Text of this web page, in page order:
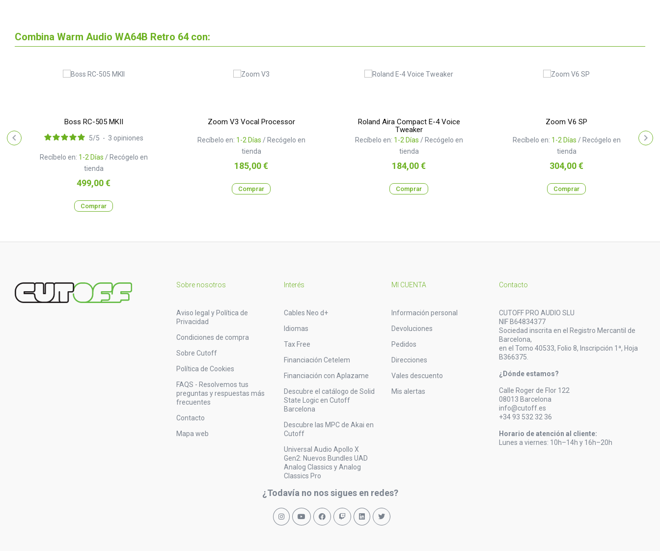
Combina Warm Audio WA64B Retro 64 con:
Boss RC-505 MKII
Recíbelo en: 1-2 Días / Recógelo en
tienda
5/5 - 3 opiniones
Precio
499,00 €
Comprar
Zoom V3 Vocal Processor
Recíbelo en: 1-2 Días / Recógelo en
tienda
Precio
185,00 €
Comprar
Roland Aira Compact E-4 Voice
Tweaker
Recíbelo en: 1-2 Días / Recógelo en
tienda
Precio
184,00 €
Comprar
Zoom V6 SP
Recíbelo en: 1-2 Días / Recógelo en
tienda
Precio
304,00 €
Comprar
Sobre nosotros
Aviso legal y Política de
Privacidad
Condiciones de compra
Sobre Cutoff
Política de Cookies
FAQS - Resolvemos tus
preguntas y respuestas más
frecuentes
Contacto
Mapa web
Interés
Cables Neo d+
Idiomas
Tax Free
Financiación Cetelem
Financiación con Aplazame
Descubre el catálogo de Solid
State Logic en Cutoff
Barcelona
Descubre las MPC de Akai en
Cutoff
Universal Audio Apollo X
Gen2: Nuevos Bundles UAD
Analog Classics y Analog
Classics Pro
MI CUENTA
Información personal
Devoluciones
Pedidos
Direcciones
Vales descuento
Mis alertas
Contacto
CUTOFF PRO AUDIO SLU
NIF B64834377
Sociedad inscrita en el Registro Mercantil de
Barcelona,
en el Tomo 40533, Folio 8, Inscripción 1ª, Hoja
B366375.
¿Dónde estamos?
Calle Roger de Flor 122
08013 Barcelona
info@cutoff.es
+34 93 532 32 36
Horario de atención al cliente:
Lunes a viernes: 10h–14h y 16h–20h
¿Todavía no nos sigues en redes?